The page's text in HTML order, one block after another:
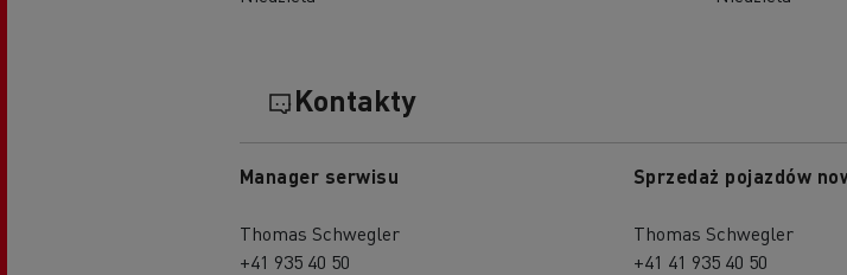
Kontakty
Manager serwisu
Thomas Schwegler
+41 935 40 50
Sprzedaż pojazdów
Thomas Schwegler
+41 41 935 40 50